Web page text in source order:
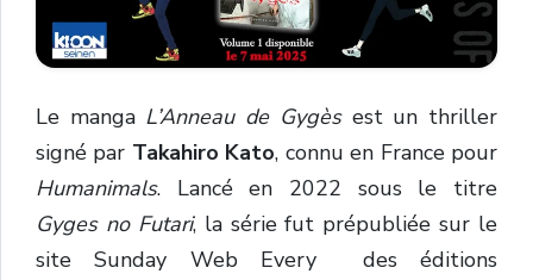
Le manga L’Anneau de Gygès est un thriller
signé par Takahiro Kato, connu en France pour
Humanimals. Lancé en 2022 sous le titre
Gyges no Futari, la série fut prépubliée sur le
site Sunday Web Every
des éditions